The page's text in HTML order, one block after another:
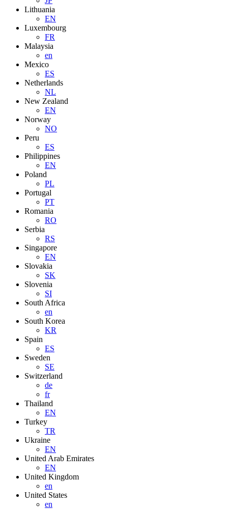
Lithuania
EN
Luxembourg
FR
Malaysia
en
Mexico
ES
Netherlands
NL
New Zealand
EN
Norway
NO
Peru
ES
Philippines
EN
Poland
PL
Portugal
PT
Romania
RO
Serbia
RS
Singapore
EN
Slovakia
SK
Slovenia
SI
South Africa
en
South Korea
KR
Spain
ES
Sweden
SE
Switzerland
de
fr
Thailand
EN
Turkey
TR
Ukraine
EN
United Arab Emirates
EN
United Kingdom
en
United States
en